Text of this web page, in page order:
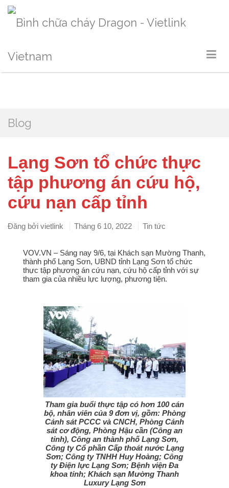
Blog
Lạng Sơn tổ chức thực
tập phương án cứu hộ,
cứu nạn cấp tỉnh
Đăng bởi vietlink Tháng 6 10, 2022 Tin tức
VOV.VN – Sáng nay 9/6, tại Khách sạn Mường Thanh,
thành phố Lạng Sơn, UBND tỉnh Lạng Sơn tổ chức
thực tập phương án cứu nạn, cứu hộ cấp tỉnh với sự
tham gia của nhiều lực lượng, phương tiện.
Tham gia buổi thực tập có hơn 100 cán
bộ, nhân viên của 9 đơn vị, gồm: Phòng
Cảnh sát PCCC và CNCH, Phòng Cảnh
sát cơ động, Phòng Hậu cần (Công an
tỉnh), Công an thành phố Lạng Sơn,
Công ty Cổ phần Cấp thoát nước Lạng
Sơn; Công ty TNHH Huy Hoàng; Công
ty Điện lực Lạng Sơn; Bệnh viện Đa
khoa tỉnh; Khách sạn Mường Thanh
Luxury Lạng Sơn